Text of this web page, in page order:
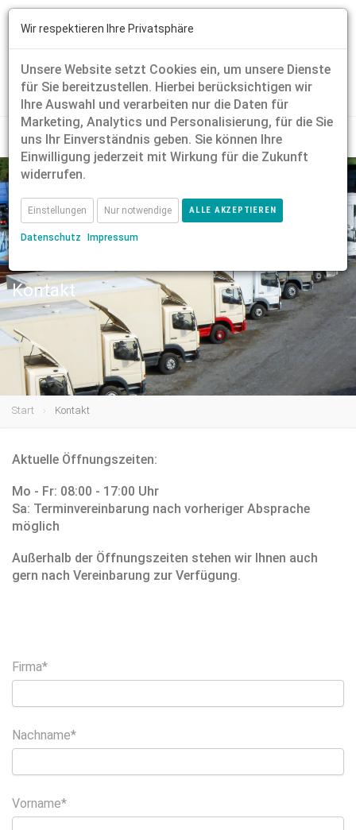
Kontakt
Start Kontakt
Aktuelle Öffnungszeiten:
Mo - Fr: 08:00 - 17:00 Uhr
Sa: Terminvereinbarung nach vorheriger Absprache
möglich
Außerhalb der Öffnungszeiten stehen wir Ihnen auch
gern nach Vereinbarung zur Verfügung.
Firma*
Nachname*
Vorname*
Wir respektieren Ihre Privatsphäre
Unsere Website setzt Cookies ein, um unsere Dienste
für Sie bereitzustellen. Hierbei berücksichtigen wir
Ihre Auswahl und verarbeiten nur die Daten für
Marketing, Analytics und Personalisierung, für die Sie
uns Ihr Einverständnis geben. Sie können Ihre
Einwilligung jederzeit mit Wirkung für die Zukunft
widerrufen.
Einstellungen Nur notwendige ALLE AKZEPTIEREN
Datenschutz Impressum